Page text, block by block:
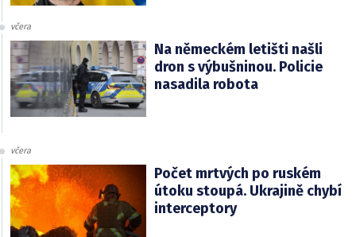
včera
Na německém letišti našli
dron s výbušninou. Policie
nasadila robota
včera
Počet mrtvých po ruském
útoku stoupá. Ukrajině chybí
interceptory